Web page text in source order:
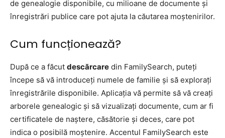
de genealogie disponibile, cu milioane de documente și
înregistrări publice care pot ajuta la căutarea moștenirilor.
Cum funcționează?
După ce a făcut descărcare din FamilySearch, puteți
începe să vă introduceți numele de familie și să explorați
înregistrările disponibile. Aplicația vă permite să vă creați
arborele genealogic și să vizualizați documente, cum ar fi
certificatele de naștere, căsătorie și deces, care pot
indica o posibilă moștenire. Accentul FamilySearch este